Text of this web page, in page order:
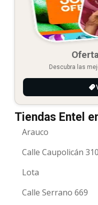
Descubra las
Tiendas Entel
Arauco
Calle Caupolicán 310
Lota
Calle Serrano 669